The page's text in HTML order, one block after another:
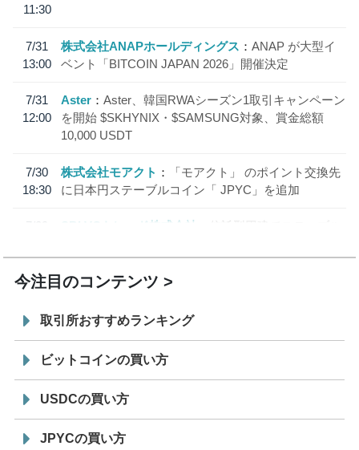
11:30
7/31
13:00
株式会社ANAPホールディングス
ANAP が大型イ
ベント「BITCOIN JAPAN 2026」開催決定
7/31
12:00
Aster
Aster、韓国RWAシーズン1取引キャンペーン
を開始 $SKHYNIX・$SAMSUNG対象、賞金総額
10,000 USDT
7/30
18:30
株式会社モアクト
「モアクト」 のポイント交換先
に日本円ステーブルコイン「 JPYC」を追加
7/29
SBI VCトレード株式会社
信託型円建てステーブル
今注目のコンテンツ
取引所おすすめランキング
ビットコインの買い方
USDCの買い方
JPYCの買い方